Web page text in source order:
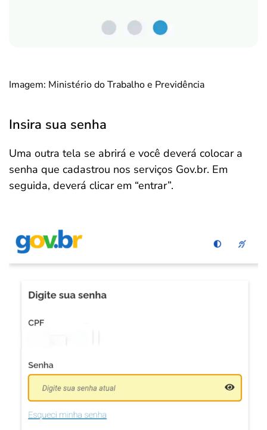
Imagem: Ministério do Trabalho e Previdência
Insira sua senha
Uma outra tela se abrirá e você deverá colocar a
senha que cadastrou nos serviços Gov.br. Em
seguida, deverá clicar em “entrar”.